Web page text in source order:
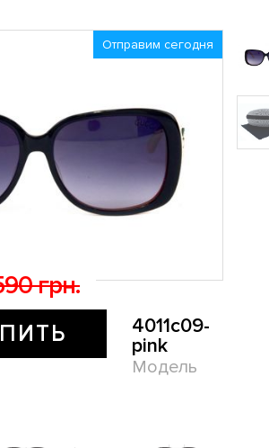
Отправим сегодня
грн.
4011c09-
pink
Модель